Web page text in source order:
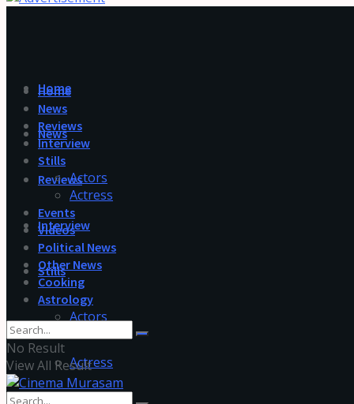
Home
News
Reviews
Interview
Stills
Actors
Actress
Home
News
Reviews
Interview
Stills
Actors
Actress
Events
Videos
Political News
Other News
Cooking
Astrology
No Result
View All Result